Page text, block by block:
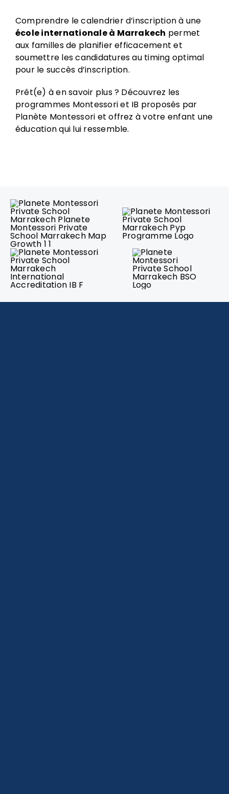
Comprendre le calendrier d’inscription à une
école internationale à Marrakech permet
aux familles de planifier efficacement et
soumettre les candidatures au timing optimal
pour le succès d’inscription.
Prêt(e) à en savoir plus ? Découvrez les
programmes Montessori et IB proposés par
Planète Montessori et offrez à votre enfant une
éducation qui lui ressemble.